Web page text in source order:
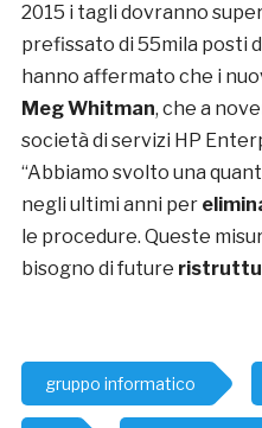
2015 i tagli dovranno
prefissato di 55mila posti
hanno affermato che i
Meg Whitman, che a
società di servizi HP
“Abbiamo svolto una
negli ultimi anni per
le procedure. Queste
bisogno di future
gruppo informatico